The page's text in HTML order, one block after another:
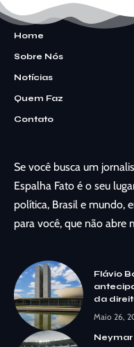
Home
Sobre Nós
Notícias
Quem Faz
Contato
Se você busca um
Espalha Fato é o seu
política, Brasil e mundo,
para você, que não abre
Flávio
da
Maio 26,